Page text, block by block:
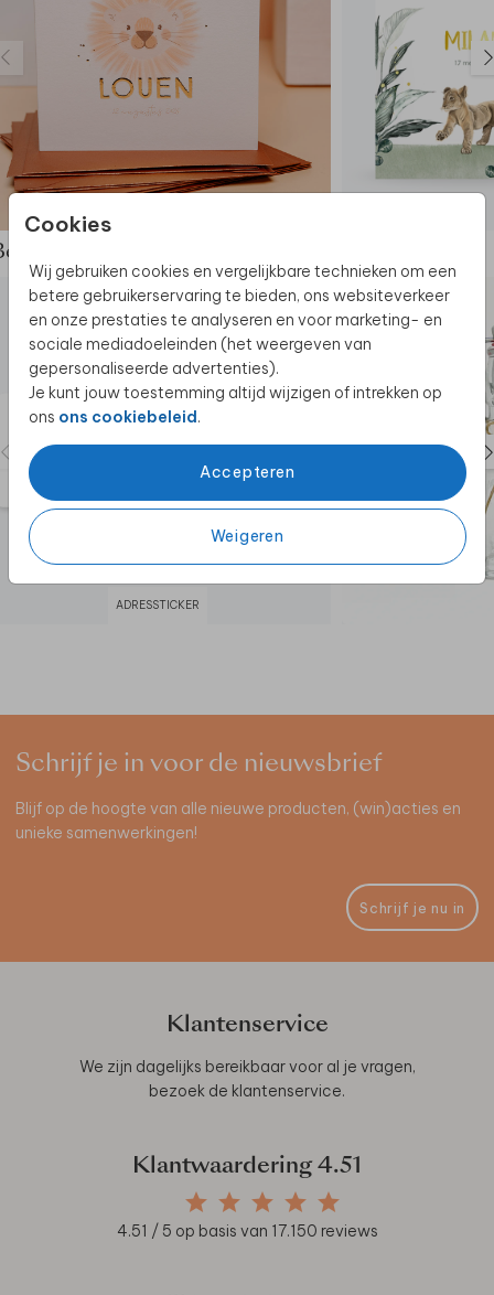
Cookies
Wij gebruiken cookies en vergelijkbare technieken om een
betere gebruikerservaring te bieden, ons websiteverkeer
en onze prestaties te analyseren en voor marketing- en
sociale mediadoeleinden (het weergeven van
gepersonaliseerde advertenties).
Je kunt jouw toestemming altijd wijzigen of intrekken op
ons ons cookiebeleid.
Accepteren
Weigeren
de complete set
ADRESSTICKER
Schrijf je in voor de nieuwsbrief
Blijf op de hoogte van alle nieuwe producten, (win)acties en
unieke samenwerkingen!
Schrijf je nu in
Klantenservice
We zijn dagelijks bereikbaar voor al je vragen,
bezoek de klantenservice.
Klantwaardering 4.51
4.51 / 5 op basis van 17.150 reviews